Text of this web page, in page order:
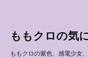
ももクロの気
ももクロの紫色、感電少女